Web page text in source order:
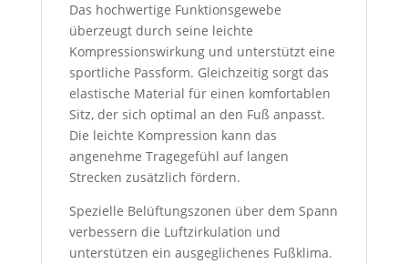
Das hochwertige Funktionsgewebe
überzeugt durch seine leichte
Kompressionswirkung und unterstützt eine
sportliche Passform. Gleichzeitig sorgt das
elastische Material für einen komfortablen
Sitz, der sich optimal an den Fuß anpasst.
Die leichte Kompression kann das
angenehme Tragegefühl auf langen
Strecken zusätzlich fördern.
Spezielle Belüftungszonen über dem Spann
verbessern die Luftzirkulation und
unterstützen ein ausgeglichenes Fußklima.